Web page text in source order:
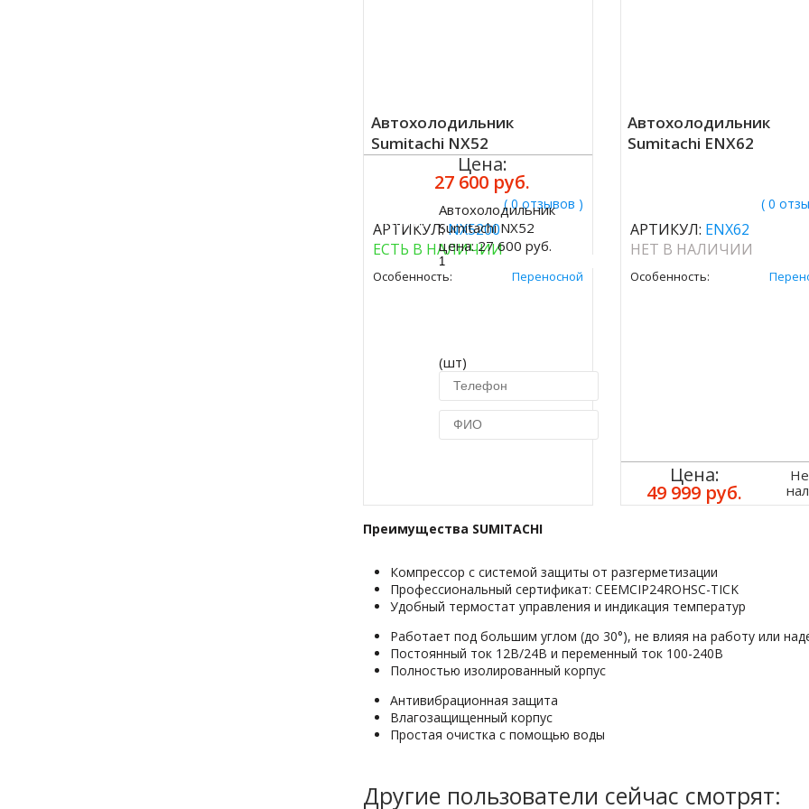
Автохолодильник
Sumitachi NX52
( 0 отзывов )
АРТИКУЛ:NX5200
ЕСТЬ В НАЛИЧИИ
Особенность: Переносной
Цена:
27 600 руб.
Купить
Автохолодильник
Sumitachi NX52
цена:27 600 руб.
(шт)
Автохолодильник
Sumitachi ENX62
( 0
АРТИКУЛ: ENX62
НЕТ В НАЛИЧИИ
Особенность:
Цена:
49 999 руб.
Преимущества SUMITACHI
Компрессор с системой защиты от разгерметизации
Профессиональный сертификат: CEEMCIP24ROHSC-TICK
Удобный термостат управления и индикация температур
Работает под большим углом (до 30°), не влияя на работу или
Постоянный ток 12В/24В и переменный ток 100-240В
Полностью изолированный корпуc
Антивибрационная защита
Влагозащищенный корпус
Простая очистка с помощью воды
Другие пользователи сейчас смотрят: